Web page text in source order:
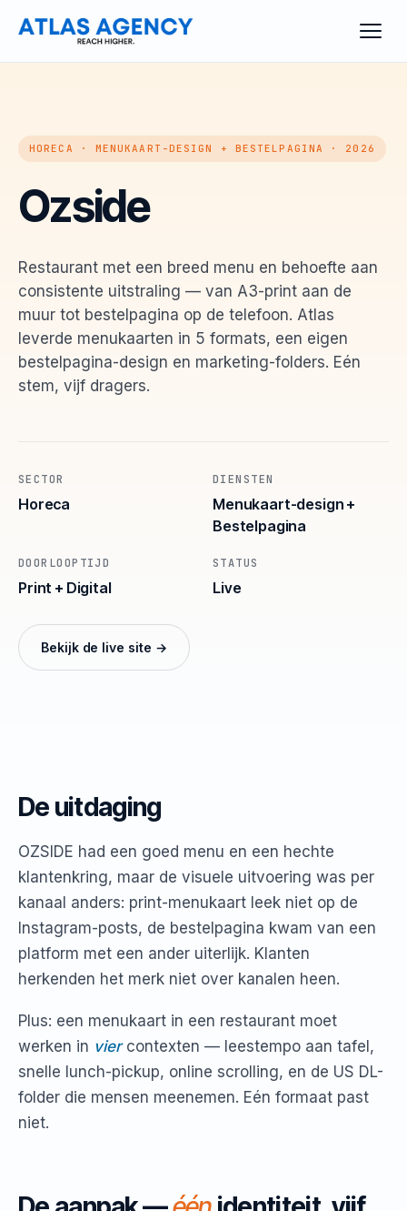
HORECA · MENUKAART-DESIGN + BESTELPAGINA · 2026
Ozside
Restaurant met een breed menu en behoefte aan
consistente uitstraling — van A3-print aan de
muur tot bestelpagina op de telefoon. Atlas
leverde menukaarten in 5 formats, een eigen
bestelpagina-design en marketing-folders. Eén
stem, vijf dragers.
SECTOR
Horeca
DIENSTEN
Menukaart-design +
Bestelpagina
DOORLOOPTIJD
Print + Digital
STATUS
Live
Bekijk de live site →
De uitdaging
OZSIDE had een goed menu en een hechte
klantenkring, maar de visuele uitvoering was per
kanaal anders: print-menukaart leek niet op de
Instagram-posts, de bestelpagina kwam van een
platform met een ander uiterlijk. Klanten
herkenden het merk niet over kanalen heen.
Plus: een menukaart in een restaurant moet
werken in viercontexten — leestempo aan tafel,
snelle lunch-pickup, online scrolling, en de US DL-
folder die mensen meenemen. Eén formaat past
niet.